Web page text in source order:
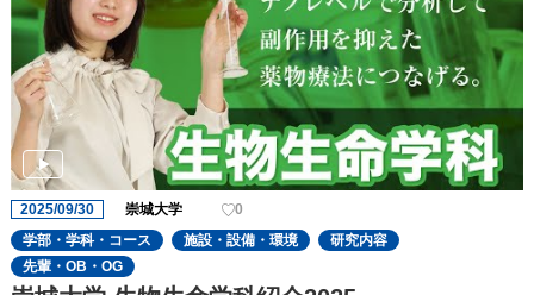
2025/09/30 崇城大学
0
学部・学科・コース
施設・設備・環境
研究内容
先輩・OB・OG